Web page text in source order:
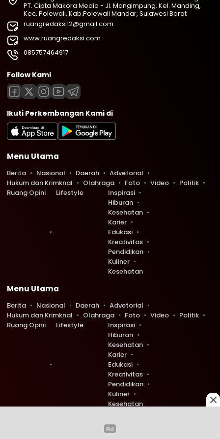
0
PT. Cipta Makora Media - Jl. Mangimpung, Kel. Manding,
Kec. Polewali, Kab.Polewali Mandar, Sulawesi Barat
ruangredaksi12@gmail.com
www.ruangredaksi.com
085757464917
Follow Kami
Ikuti Perkembangan Kami di
Menu Utama
Berita Nasional Daerah
Advetorial
Hukum dan Krimknal
Olahraga Foto Video
Politik
Ruang Opini
Lifestyle
Inspirasi
Hiburan
Kesehatan
Karier
Edukasi
Kreativitas
Pendidikan
Kuliner
Kesehatan
Menu Utama
Berita Nasional Daerah
Advetorial
Hukum dan Krimknal
Olahraga Foto Video
Politik
Ruang Opini
Lifestyle
Inspirasi
Hiburan
Kesehatan
Karier
Edukasi
Kreativitas
Pendidikan
Kuliner
Kesehatan